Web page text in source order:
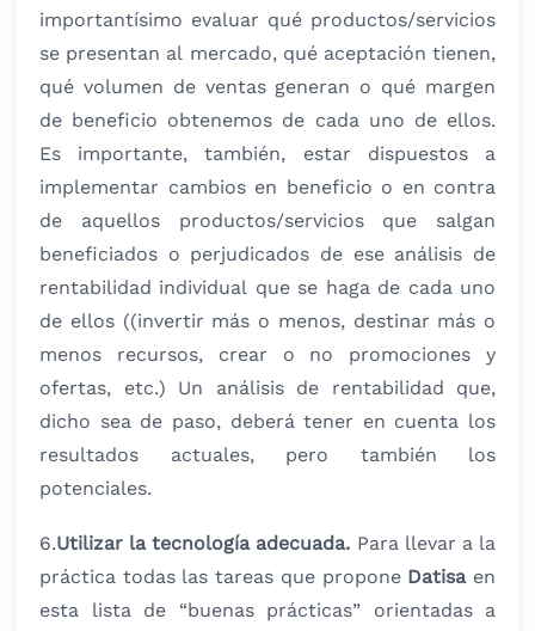
importantísimo evaluar qué productos/servicios
se presentan al mercado, qué aceptación tienen,
qué volumen de ventas generan o qué margen
de beneficio obtenemos de cada uno de ellos.
Es importante, también, estar dispuestos a
implementar cambios en beneficio o en contra
de aquellos productos/servicios que salgan
beneficiados o perjudicados de ese análisis de
rentabilidad individual que se haga de cada uno
de ellos ((invertir más o menos, destinar más o
menos recursos, crear o no promociones y
ofertas, etc.) Un análisis de rentabilidad que,
dicho sea de paso, deberá tener en cuenta los
resultados actuales, pero también los
potenciales.
6.Utilizar la tecnología adecuada. Para llevar a la
práctica todas las tareas que propone Datisa en
esta lista de “buenas prácticas” orientadas a